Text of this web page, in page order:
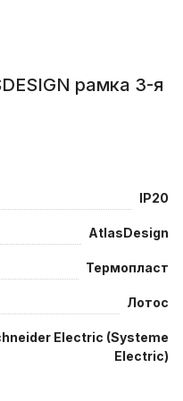
рамка 3-я
IP20
AtlasDesign
Термопласт
Лотос
Electric (Systeme
Electric)